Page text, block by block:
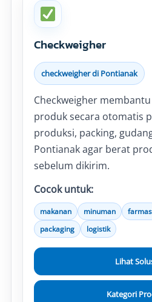
Checkweigher
checkweigher di Pontianak
Checkweigher
produk secara otomatis
produksi, packing,
Pontianak agar berat
sebelum dikirim.
Cocok untuk:
makanan minuman
packaging
logistik
Lihat
Kategori